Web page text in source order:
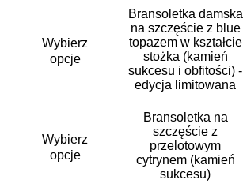
produktu
Opcje
można
wybrać
stronie
produktu
Wybierz
opcje
produkt
wiele
wariantów.
stronie
Bransoletka damska
na szczęście z blue
topazem w kształcie
stożka (kamień
sukcesu i obfitości) -
edycja limitowana
Wybierz
opcje
wariantów.
Bransoletka na
szczęście z
przelotowym
cytrynem (kamień
sukcesu)